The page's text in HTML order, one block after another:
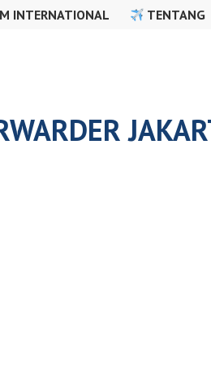
INTERNATIONAL TENTANG